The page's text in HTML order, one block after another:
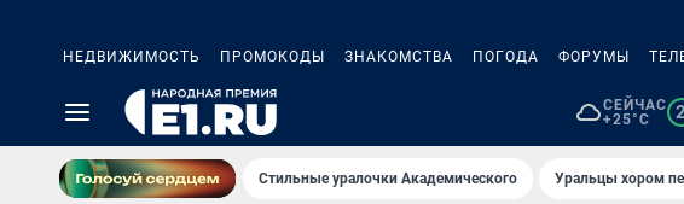
НЕДВИЖИМОСТЬ ПРОМОКОДЫ ЗНАКОМСТВА ПОГОДА ФОРУМЫ
СЕЙЧАС
+25°C
2
Стильные уралочки Академического Уральцы хором